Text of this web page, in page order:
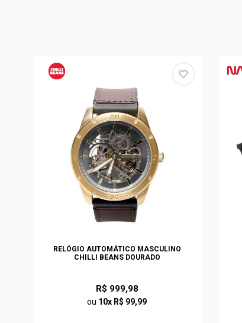
RELÓGIO AUTOMÁTICO MASCULINO
CHILLI BEANS DOURADO
R$ 999,98
ou 10x R$ 99,99